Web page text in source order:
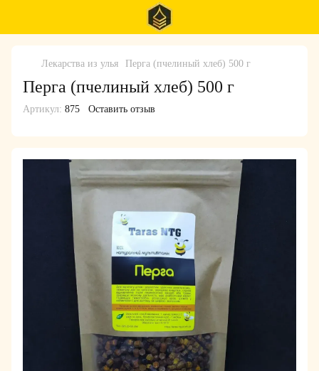
Лекарства из улья Перга (пчелиный хлеб) 500 г
Перга (пчелиный хлеб) 500 г
Артикул: 875 Оставить отзыв